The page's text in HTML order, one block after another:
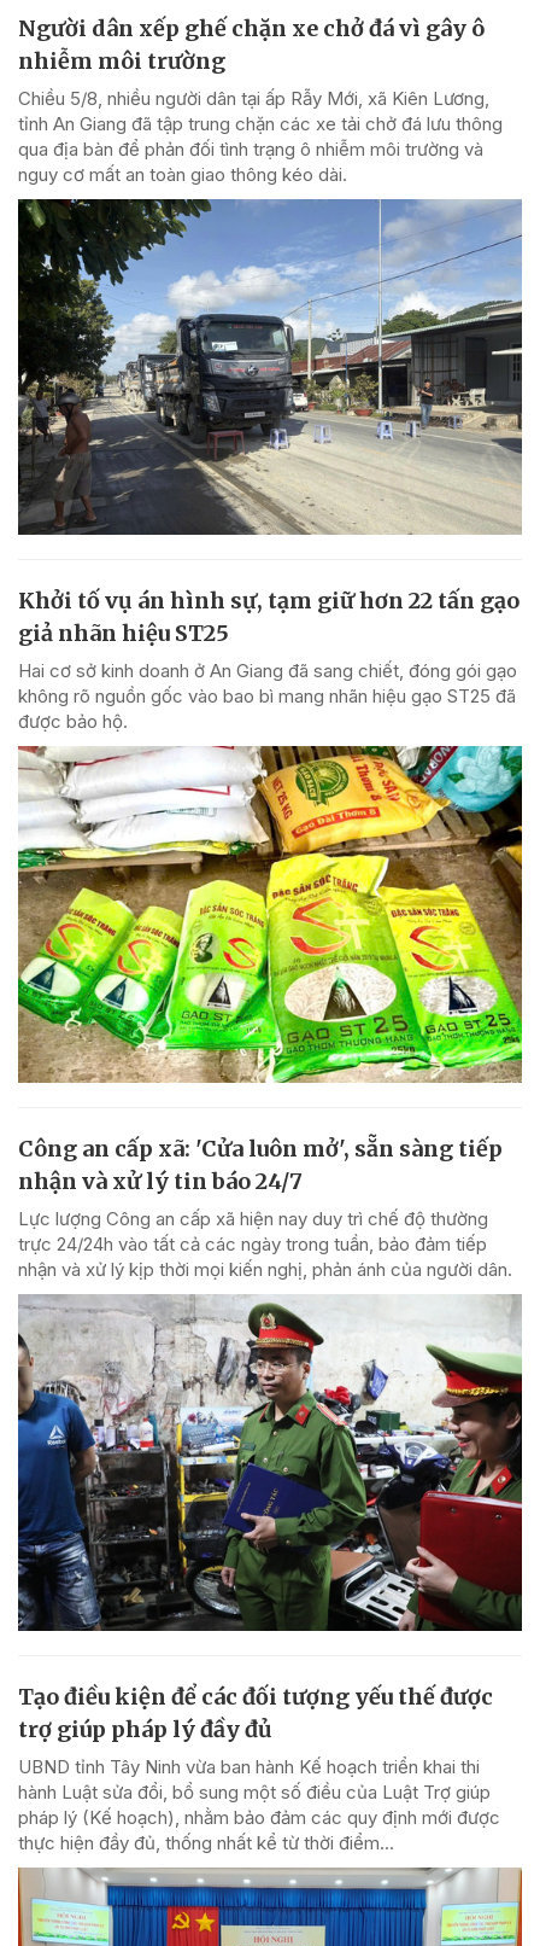
Người dân xếp ghế chặn xe chở đá vì gây ô
nhiễm môi trường
Chiều 5/8, nhiều người dân tại ấp Rẫy Mới, xã Kiên Lương,
tỉnh An Giang đã tập trung chặn các xe tải chở đá lưu thông
qua địa bàn để phản đối tình trạng ô nhiễm môi trường và
nguy cơ mất an toàn giao thông kéo dài.
Khởi tố vụ án hình sự, tạm giữ hơn 22 tấn gạo
giả nhãn hiệu ST25
Hai cơ sở kinh doanh ở An Giang đã sang chiết, đóng gói gạo
không rõ nguồn gốc vào bao bì mang nhãn hiệu gạo ST25 đã
được bảo hộ.
Công an cấp xã: 'Cửa luôn mở', sẵn sàng tiếp
nhận và xử lý tin báo 24/7
Lực lượng Công an cấp xã hiện nay duy trì chế độ thường
trực 24/24h vào tất cả các ngày trong tuần, bảo đảm tiếp
nhận và xử lý kịp thời mọi kiến nghị, phản ánh của người dân.
Tạo điều kiện để các đối tượng yếu thế được
trợ giúp pháp lý đầy đủ
UBND tỉnh Tây Ninh vừa ban hành Kế hoạch triển khai thi
hành Luật sửa đổi, bổ sung một số điều của Luật Trợ giúp
pháp lý (Kế hoạch), nhằm bảo đảm các quy định mới được
thực hiện đầy đủ, thống nhất kể từ thời điểm...